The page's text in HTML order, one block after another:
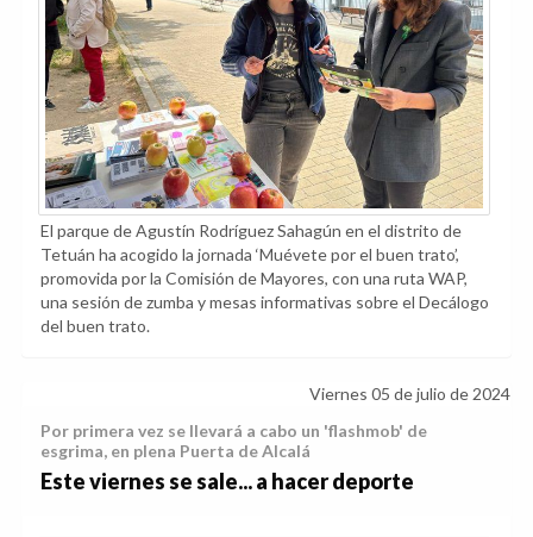
El parque de Agustín Rodríguez Sahagún en el distrito de
Tetuán ha acogido la jornada ‘Muévete por el buen trato’,
promovida por la Comisión de Mayores, con una ruta WAP,
una sesión de zumba y mesas informativas sobre el Decálogo
del buen trato.
Viernes 05 de julio de 2024
Por primera vez se llevará a cabo un 'flashmob' de
esgrima, en plena Puerta de Alcalá
Este viernes se sale... a hacer deporte